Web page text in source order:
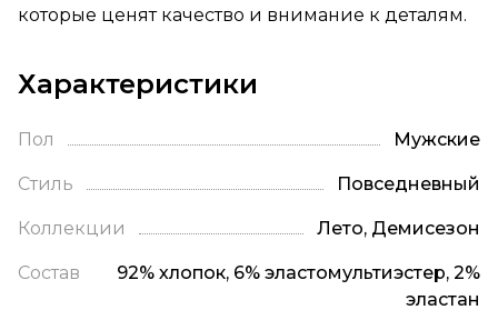
которые ценят качество и внимание к деталям.
Характеристики
Пол Мужские
Стиль Повседневный
Коллекции Лето, Демисезон
Состав
92% хлопок, 6% эластомультиэстер, 2%
эластан